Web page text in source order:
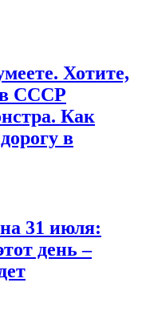
Хотите,
в СССР
Как
в
31 июля:
день –